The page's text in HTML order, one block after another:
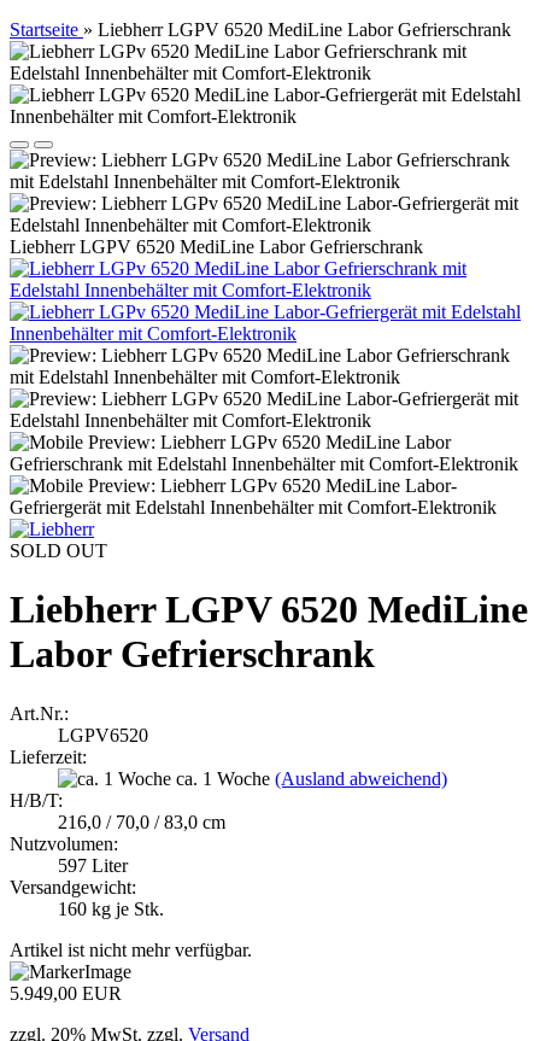
Startseite » Liebherr LGPV 6520 MediLine Labor Gefrierschrank
Liebherr LGPV 6520 MediLine Labor Gefrierschrank
SOLD OUT
Liebherr LGPV 6520 MediLine
Labor Gefrierschrank
Art.Nr.:
LGPV6520
Lieferzeit:
ca. 1 Woche (Ausland abweichend)
H/B/T:
216,0 / 70,0 / 83,0 cm
Nutzvolumen:
597 Liter
Versandgewicht:
160 kg je Stk.
Artikel ist nicht mehr verfügbar.
5.949,00 EUR
zzgl. 20% MwSt. zzgl. Versand